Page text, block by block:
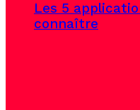
Les 5
connaître